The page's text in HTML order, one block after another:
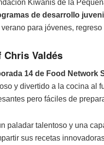
Kiwanis de la
de desarrollo
para jóvenes,
Chris Valdés
14 de Food Network
y divertido a la cocina al
pero fáciles de
paladar talentoso y una
sus recetas